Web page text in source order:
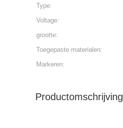
Type:
Voltage:
grootte:
Toegepaste materialen:
Markeren:
Productomschrijving